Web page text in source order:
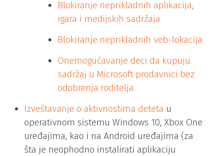
Blokiranje neprikladnih aplikacija,
igara i medijskih sadržaja
Blokiranje neprikladnih veb-lokacija
Onemogućavanje deci da kupuju
sadržaj u Microsoft prodavnici bez
odobrenja roditelja
Izveštavanje o aktivnostima deteta u
operativnom sistemu Windows 10, Xbox One
uređajima, kao i na Android uređajima (za
šta je neophodno instalirati aplikaciju